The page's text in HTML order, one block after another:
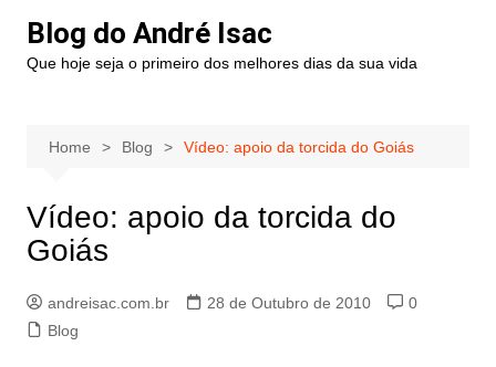
Blog do André Isac
Que hoje seja o primeiro dos melhores dias da sua vida
Home Blog Vídeo: apoio da torcida do Goiás
Vídeo: apoio da torcida do
Goiás
andreisac.com.br 28 de Outubro de 2010
0
Blog